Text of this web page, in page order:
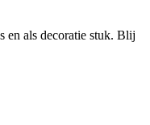
en als decoratie stuk. Blij